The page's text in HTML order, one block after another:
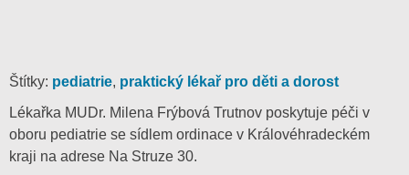
Štítky: pediatrie, praktický lékař pro děti a dorost
Lékařka MUDr. Milena Frýbová Trutnov poskytuje péči v
oboru pediatrie se sídlem ordinace v Královéhradeckém
kraji na adrese Na Struze 30.